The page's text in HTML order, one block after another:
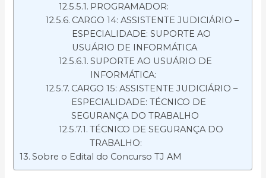
PROGRAMADOR:
CARGO 14: ASSISTENTE JUDICIÁRIO –
ESPECIALIDADE: SUPORTE AO
USUÁRIO DE INFORMÁTICA
SUPORTE AO USUÁRIO DE
INFORMÁTICA:
CARGO 15: ASSISTENTE JUDICIÁRIO –
ESPECIALIDADE: TÉCNICO DE
SEGURANÇA DO TRABALHO
TÉCNICO DE SEGURANÇA DO
TRABALHO:
Sobre o Edital do Concurso TJ AM